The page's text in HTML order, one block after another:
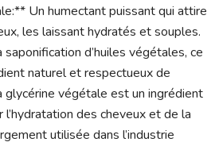
Un humectant puissant qui attire
les laissant hydratés et souples.
d’huiles végétales, ce
naturel et respectueux de
glycérine végétale est un ingrédient
des cheveux et de la
utilisée dans l’industrie